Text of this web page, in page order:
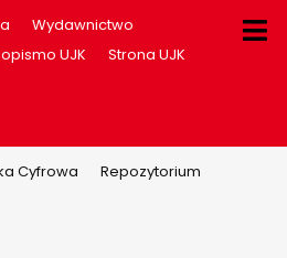
Wydawnictwo
UJK Strona UJK
dla użytkowników
na stronie
Cyfrowa
Repozytorium